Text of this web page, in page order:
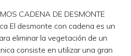
CADENA DE DESMONTE
El desmonte con cadena es un
eliminar la vegetación de un
consiste en utilizar una gran